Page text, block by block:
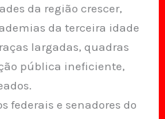
da região crescer,
da terceira idade
largadas, quadras
pública ineficiente,
federais e senadores do